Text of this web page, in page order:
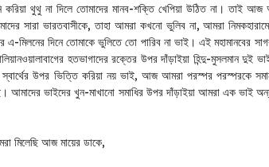
করিয়া থুথু না দিলে তোমাদের মানব-শক্তি খেপিয়া উঠিত না। তাই আজ
সারা ভারতবাসীকে, তাহা আমরা কখনো ভুলিব না, আমরা
দিনে তোমাকে ভুলিতে তো পারিব না ভাই। এই মহামানবের
হতভাগাদের রক্তের উপর দাঁড়াইয়া হিন্দু-মুসলমান দুই
উপর ভিত্তি করিয়া নয় ভাই, আজ আমরা পরস্পর পরস্পরকে
আমাদের ভাইদের খুন-মাখানো সমাধির উপর দাঁড়াইয়া আমরা এক ভাই
মিলেছি আজ মায়ের ডাকে,